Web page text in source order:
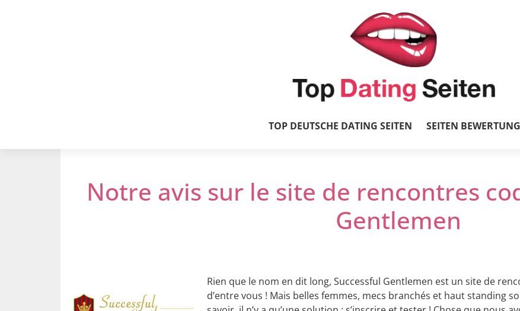
TOP DEUTSCHE DATING SEITEN SEITEN
Notre avis sur le site de rencontres
Gentlemen
Rien que le nom en dit long, Successful Gentlemen est un site de
d’entre vous ! Mais belles femmes, mecs branchés et haut standing